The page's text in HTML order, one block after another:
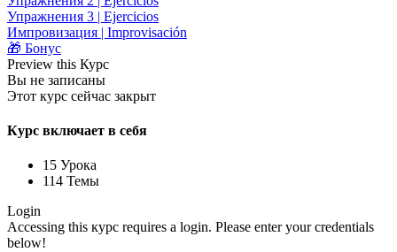
Упражнения 3 | Ejercicios
Импровизация | Improvisación
🎁 Бонус
Preview this Курс
Вы не записаны
Этот курс сейчас закрыт
Курс включает в себя
15 Урока
114 Темы
Login
Accessing this курс requires a login. Please enter your credentials
below!